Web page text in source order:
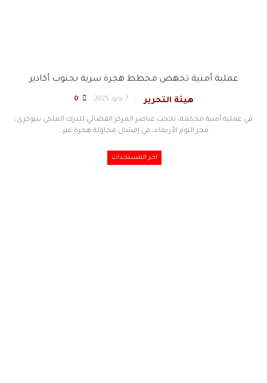
عملية أمنية تجهض مخطط هجرة سرية بجنوب أكادير
هيئة التحرير 7 مايو, 2025
في عملية أمنية محكمة، نجحت عناصر المركز القضائي للدرك الملكي ببيوكرى،
فجر اليوم الأربعاء، في إفشال محاولة هجرة غير…
اخر المستجدات